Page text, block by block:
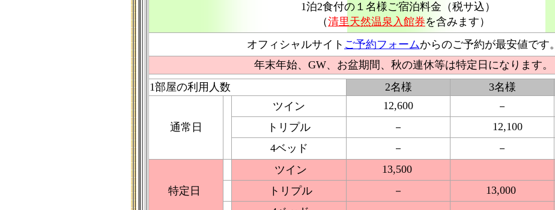
1泊2食付の１名様ご宿泊料金（税サ込）
（清里天然温泉入館券を含みます）
オフィシャルサイト ご予約フォームからのご予約が最安値です。
年末年始、GW、お盆期間、秋の連休等は特定日になります。
1部屋の利用人数
2名様 3名様
通常日
ツイン 12,600 －
トリプル
－ 12,100
4ベッド
－ －
特定日
ツイン 13,500
トリプル
－ 13,000